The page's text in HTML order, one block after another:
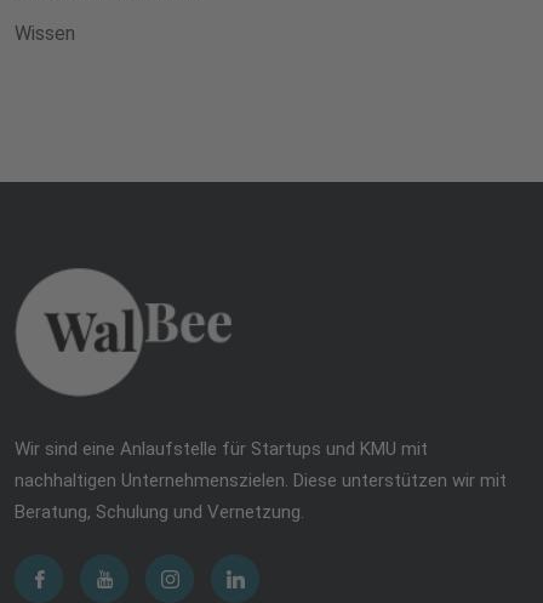
Wissen
Wir sind eine Anlaufstelle für Startups und KMU mit
nachhaltigen Unternehmenszielen. Diese unterstützen wir mit
Beratung, Schulung und Vernetzung.